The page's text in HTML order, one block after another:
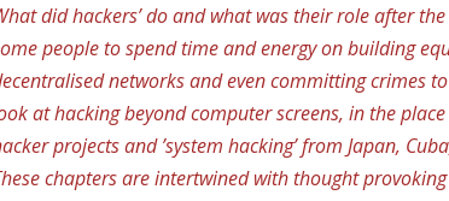
did hackers’ do and what was their role after
people to spend time and energy on building
networks and even committing crimes
at hacking beyond computer screens, in the
projects and ’system hacking’ from Japan,
chapters are intertwined with thought